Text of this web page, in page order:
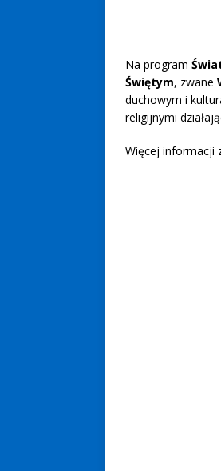
Na program
Świętym, zwane
duchowym i
religijnymi
Więcej informacji